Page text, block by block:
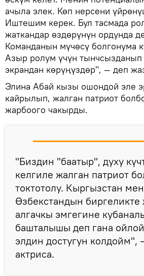
ачыла элек. Көп нерсени
Иштешим керек. Бул тасмада
жаткандар өздөрүнүн ордунда
Команданын мүчөсү болгонума
Азыр ролум үчүн
экрандан көрүңүздөр", — деп
Элина Абай кызы ошондой эле
кайрылып, жалган патриот
жарбоого чакырды.
"Биздин "баатыр", духу
келгиле жалган патриот
токтотолу. Кыргызстан
Өзбекстандын биргеликте
алгачкы эмгегине
башталышы деп гана
элдин достугун колдойм",
актриса.